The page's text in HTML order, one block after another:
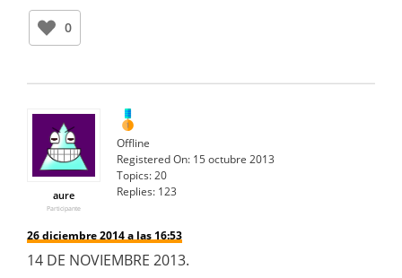
0
aure
Participante
Offline
Registered On: 15 octubre 2013
Topics:20
Replies: 123
26 diciembre 2014 a las 16:53
14 DE NOVIEMBRE 2013.